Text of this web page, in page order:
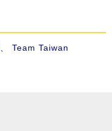
Team Taiwan